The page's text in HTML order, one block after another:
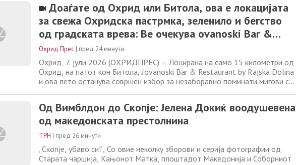
танци и музика обележана
Доаѓате од Охрид или Битола, ова е локацијата
за свежа Охридска пастрмка, зеленило и бегство
од градската врева: Ве очекува ovanoski Bar &
Restaurant by Rajska Dolina (Фото/Видео)
Охрид Прес | пред 24 минути
Охрид, 7. јули 2026 (ОХРИДПРЕС) – Лоцирана на само 15 километри од
Охрид, на патот кон Битола, Jovanoski Bar & Restaurant by Rajska Dolina
и ова лето останува совршен избор за незаборавно поминати мигови со
https://h1.nu/1utPW ) за
Од Вимблдон до Скопје: Јелена Докиќ воодушевена
од македонската престолнина
ТРН | пред 26 минути
„Скопје, убаво си!“, Со овие неколку зборови и серија фотографии од
Старата чаршија, Кањонот Матка, плоштадот Македонија и Соборниот